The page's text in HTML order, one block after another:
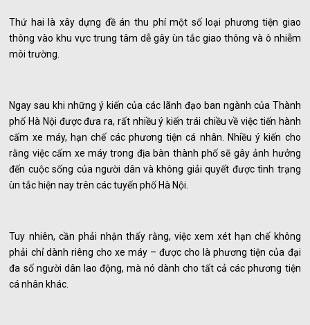
Thứ hai là xây dựng đề án thu phí một số loại phương tiện giao
thông vào khu vực trung tâm dễ gây ùn tắc giao thông và ô nhiễm
môi trường.
Ngay sau khi những ý kiến của các lãnh đạo ban ngành của Thành
phố Hà Nội được đưa ra, rất nhiều ý kiến trái chiều về việc tiến hành
cấm xe máy, hạn chế các phương tiện cá nhân. Nhiều ý kiến cho
rằng việc cấm xe máy trong địa bàn thành phố sẽ gây ảnh hưởng
đến cuộc sống của người dân và không giải quyết được tình trạng
ùn tắc hiện nay trên các tuyến phố Hà Nội.
Tuy nhiên, cần phải nhận thấy rằng, việc xem xét hạn chế không
phải chỉ dành riêng cho xe máy – được cho là phương tiện của đại
đa số người dân lao động, mà nó dành cho tất cả các phương tiện
cá nhân khác.